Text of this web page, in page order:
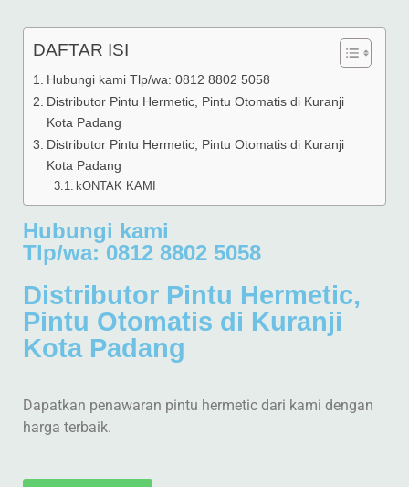
DAFTAR ISI
Hubungi kami Tlp/wa: 0812 8802 5058
Distributor Pintu Hermetic, Pintu Otomatis di Kuranji
Kota Padang
Distributor Pintu Hermetic, Pintu Otomatis di Kuranji
Kota Padang
kONTAK KAMI
Hubungi kami
Tlp/wa: 0812 8802 5058
Distributor Pintu Hermetic,
Pintu Otomatis di Kuranji
Kota Padang
Dapatkan penawaran pintu hermetic dari kami dengan
harga terbaik.